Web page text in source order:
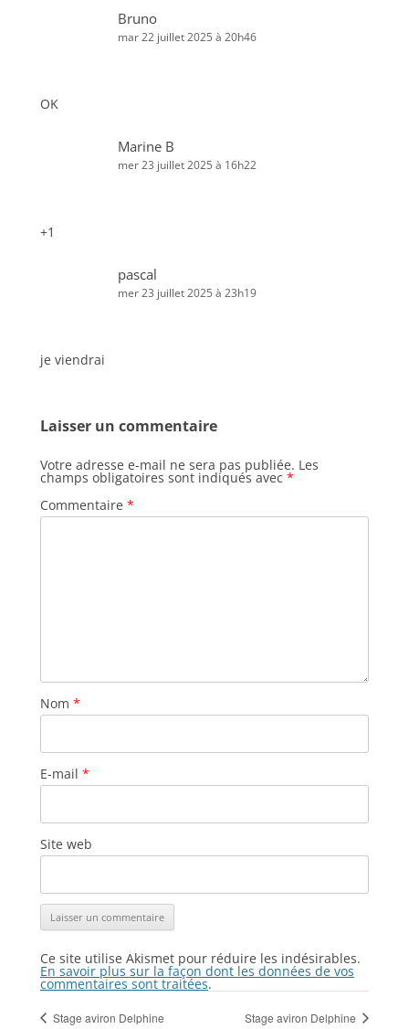
Bruno
mar 22 juillet 2025 à 20h46
OK
Marine B
mer 23 juillet 2025 à 16h22
+1
pascal
mer 23 juillet 2025 à 23h19
je viendrai
Laisser un commentaire
Votre adresse e-mail ne sera pas publiée. Les
champs obligatoires sont indiqués avec *
Commentaire *
Nom *
E-mail *
Site web
Ce site utilise Akismet pour réduire les indésirables.
En savoir plus sur la façon dont les données de vos
commentaires sont traitées.
Stage aviron Delphine Stage aviron Delphine